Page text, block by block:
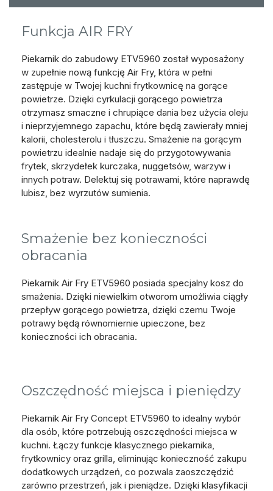
Funkcja AIR FRY
Piekarnik do zabudowy ETV5960 został wyposażony
w zupełnie nową funkcję Air Fry, która w pełni
zastępuje w Twojej kuchni frytkownicę na gorące
powietrze. Dzięki cyrkulacji gorącego powietrza
otrzymasz smaczne i chrupiące dania bez użycia oleju
i nieprzyjemnego zapachu, które będą zawierały mniej
kalorii, cholesterolu i tłuszczu. Smażenie na gorącym
powietrzu idealnie nadaje się do przygotowywania
frytek, skrzydełek kurczaka, nuggetsów, warzyw i
innych potraw. Delektuj się potrawami, które naprawdę
lubisz, bez wyrzutów sumienia.
Smażenie bez konieczności
obracania
Piekarnik Air Fry ETV5960 posiada specjalny kosz do
smażenia. Dzięki niewielkim otworom umożliwia ciągły
przepływ gorącego powietrza, dzięki czemu Twoje
potrawy będą równomiernie upieczone, bez
konieczności ich obracania.
Oszczędność miejsca i pieniędzy
Piekarnik Air Fry Concept ETV5960 to idealny wybór
dla osób, które potrzebują oszczędności miejsca w
kuchni. Łączy funkcje klasycznego piekarnika,
frytkownicy oraz grilla, eliminując konieczność zakupu
dodatkowych urządzeń, co pozwala zaoszczędzić
zarówno przestrzeń, jak i pieniądze. Dzięki klasyfikacji